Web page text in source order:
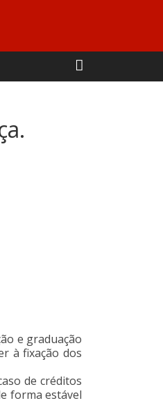
e graduação
à fixação dos
de créditos
forma estável